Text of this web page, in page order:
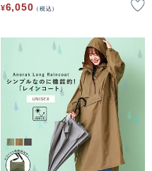
¥6,050 税込